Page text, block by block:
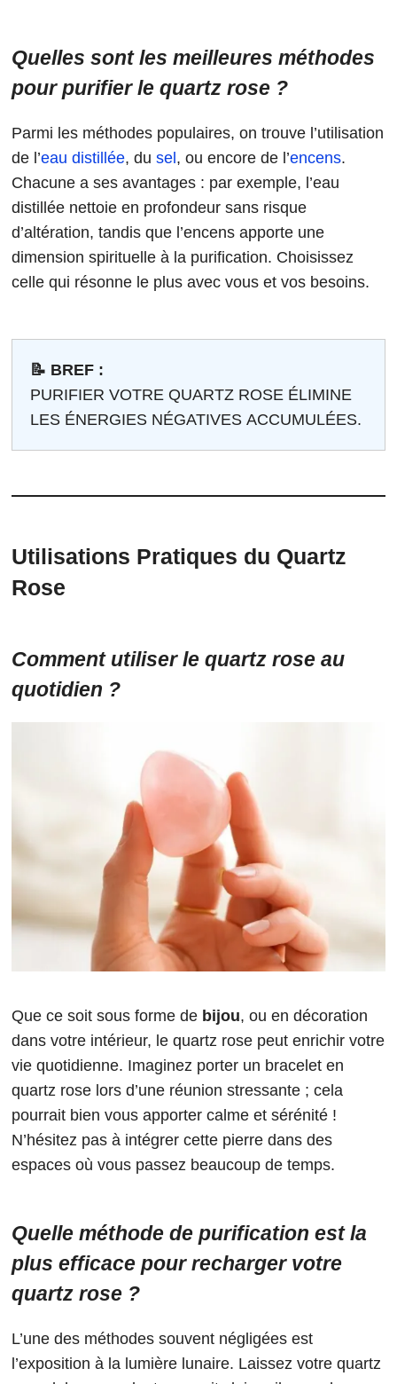
Quelles sont les meilleures méthodes
pour purifier le quartz rose ?
Parmi les méthodes populaires, on trouve l’utilisation
de l’eau distillée, du sel , ou encore de l’encens.
Chacune a ses avantages : par exemple, l’eau
distillée nettoie en profondeur sans risque
d’altération, tandis que l’encens apporte une
dimension spirituelle à la purification. Choisissez
celle qui résonne le plus avec vous et vos besoins.
📝 BREF :
PURIFIER VOTRE QUARTZ ROSE ÉLIMINE
LES ÉNERGIES NÉGATIVES ACCUMULÉES.
Utilisations Pratiques du Quartz
Rose
Comment utiliser le quartz rose au
quotidien ?
Que ce soit sous forme de bijou, ou en décoration
dans votre intérieur, le quartz rose peut enrichir votre
vie quotidienne. Imaginez porter un bracelet en
quartz rose lors d’une réunion stressante ; cela
pourrait bien vous apporter calme et sérénité !
N’hésitez pas à intégrer cette pierre dans des
espaces où vous passez beaucoup de temps.
Quelle méthode de purification est la
plus efficace pour recharger votre
quartz rose ?
L’une des méthodes souvent négligées est
l’exposition à la lumière lunaire. Laissez votre quartz